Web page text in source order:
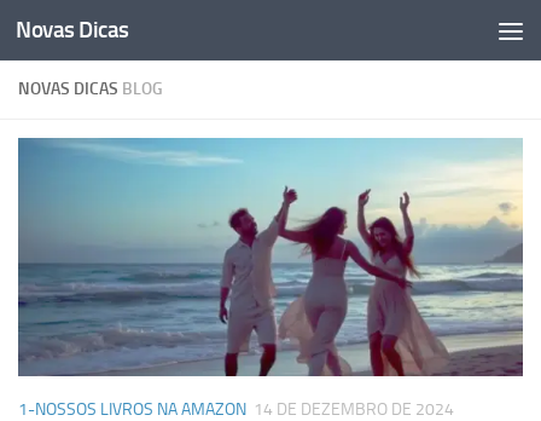
Skip to content
Novas Dicas
NOVAS DICAS BLOG
1-NOSSOS LIVROS NA AMAZON 14 DE DEZEMBRO DE 2024